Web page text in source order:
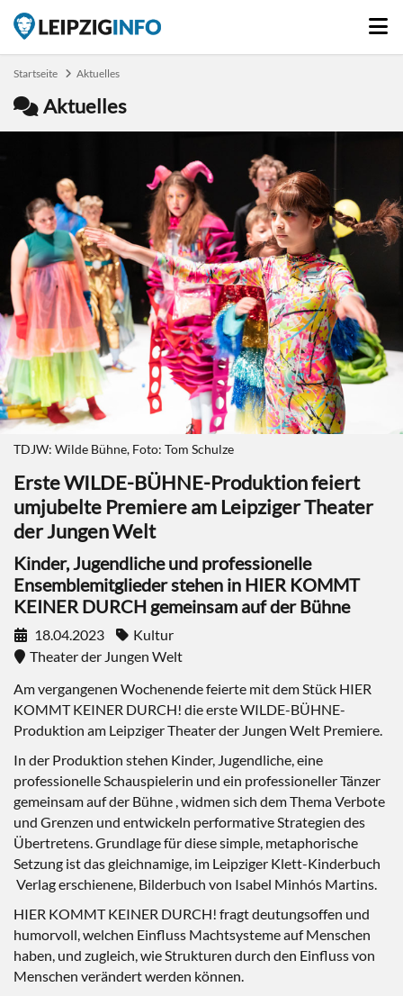
Startseite Aktuelles
Aktuelles
TDJW: Wilde Bühne, Foto: Tom Schulze
Erste WILDE-BÜHNE-Produktion feiert
umjubelte Premiere am Leipziger Theater
der Jungen Welt
Kinder, Jugendliche und professionelle
Ensemblemitglieder stehen in HIER KOMMT
KEINER DURCH gemeinsam auf der Bühne
18.04.2023
Kultur
Theater der Jungen Welt
Am vergangenen Wochenende feierte mit dem Stück HIER
KOMMT KEINER DURCH! die erste WILDE-BÜHNE-
Produktion am Leipziger Theater der Jungen Welt Premiere.
In der Produktion stehen Kinder, Jugendliche, eine
professionelle Schauspielerin und ein professioneller Tänzer
gemeinsam auf der Bühne , widmen sich dem Thema Verbote
und Grenzen und entwickeln performative Strategien des
Übertretens. Grundlage für diese simple, metaphorische
Setzung ist das gleichnamige, im Leipziger Klett-Kinderbuch
Verlag erschienene, Bilderbuch von Isabel Minhós Martins.
HIER KOMMT KEINER DURCH! fragt deutungsoffen und
humorvoll, welchen Einfluss Machtsysteme auf Menschen
haben, und zugleich, wie Strukturen durch den Einfluss von
Menschen verändert werden können.